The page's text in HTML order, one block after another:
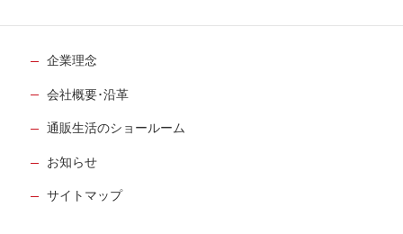
企業理念
会社概要･沿革
通販生活のショールーム
お知らせ
サイトマップ